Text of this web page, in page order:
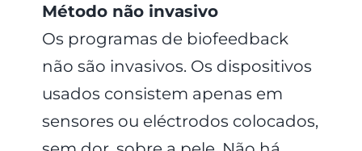
Método não invasivo
Os programas de biofeedback
não são invasivos. Os dispositivos
usados consistem apenas em
sensores ou eléctrodos colocados,